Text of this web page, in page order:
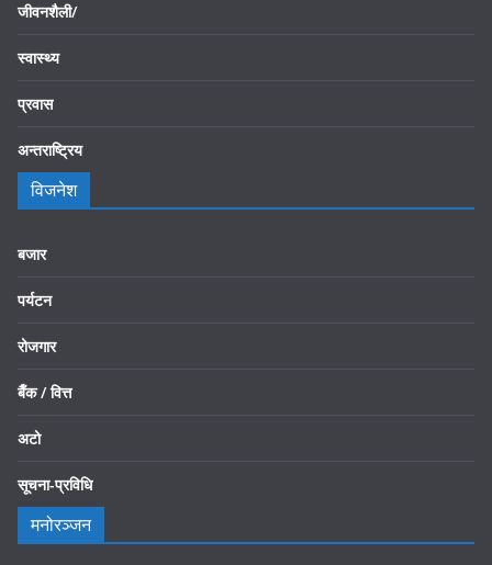
जीवनशैली/
स्वास्थ्य
प्रवास
अन्तराष्ट्रिय
विजनेश
बजार
पर्यटन
रोजगार
बैँक / वित्त
अटो
सूचना-प्रविधि
मनोरञ्जन